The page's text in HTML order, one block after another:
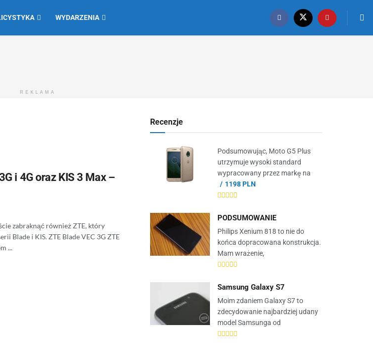
WYDARZENIA
REKLAMA
i 4G oraz KIS 3 Max –
zabraknąć również ZTE, który
Blade i KIS. ZTE Blade VEC 3G ZTE
...
Recenzje
Podsumowując, Moto G5 Plus
utrzymuje wysoki standard
wypracowany przez markę na
1198 PLN
PODSUMOWANIE
Philips Xenium 818 to nie do
końca dopracowana konstrukcja.
Mam wrażenie,
Samsung Galaxy S7
Moim zdaniem Galaxy S7 to
zdecydowanie najbardziej udany
model Samsunga od